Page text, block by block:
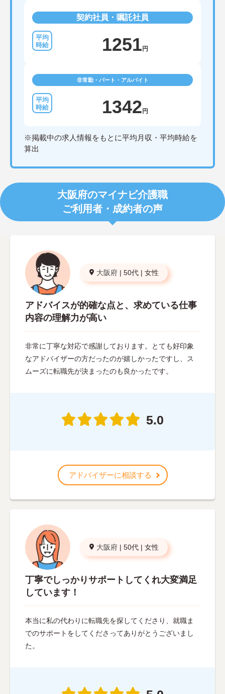
契約社員・嘱託社員
1251円
非常勤・パート・アルバイト
1342円
※掲載中の求人情報をもとに平均月収・平均時給を
算出
大阪府のマイナビ介護職
ご利用者・成約者の声
大阪府 | 50代 | 女性
アドバイスが的確な点と、求めている仕事
内容の理解力が高い
非常に丁寧な対応で感謝しております。とても好印象
なアドバイザーの方だったのが嬉しかったですし、ス
ムーズに転職先が決まったのも良かったです。
5.0
アドバイザーに相談する
大阪府 | 50代 | 女性
丁寧でしっかりサポートしてくれ大変満足
しています！
本当に私の代わりに転職先を探してくださり、就職ま
でのサポートをしてくださってありがとうございまし
た。